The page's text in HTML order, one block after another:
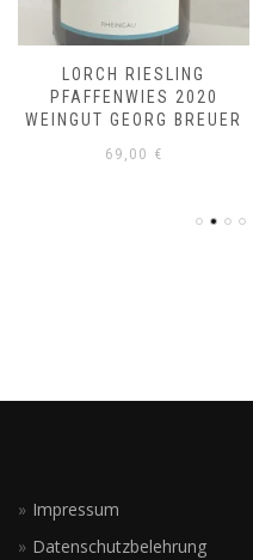
LORCH RIESLING
PFAFFENWIES 2020
WEINGUT GEORG BREUER
69,00 €
Impressum
Datenschutzbelehrung